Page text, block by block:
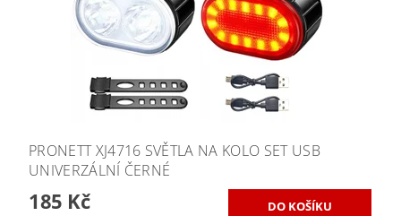
PRONETT XJ4716 SVĚTLA NA KOLO SET USB
UNIVERZÁLNÍ ČERNÉ
185 Kč